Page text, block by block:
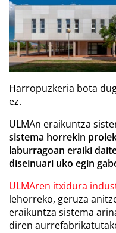
Harropuzkeria bota
ez.
ULMAn eraikuntza
sistema horrekin
laburragoan eraiki
diseinuari uko egin
ULMAren itxidura
lehorreko, geruza
eraikuntza sistema
diren